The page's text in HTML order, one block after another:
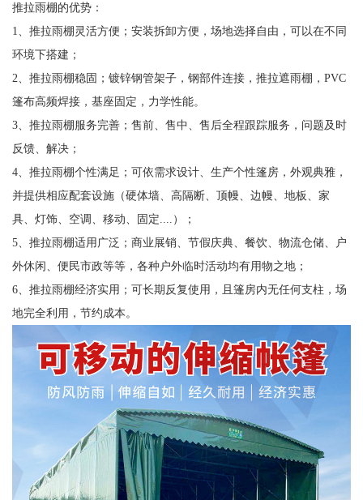
推拉雨棚的优势：
1、推拉雨棚灵活方便；安装拆卸方便，场地选择自由，可以在不同
环境下搭建；
2、推拉雨棚稳固；镀锌钢管架子，钢部件连接，推拉遮雨棚，PVC
篷布高频焊接，基座固定，力学性能。
3、推拉雨棚服务完善；售前、售中、售后全程跟踪服务，问题及时
反馈、解决；
4、推拉雨棚个性满足；可依需求设计、生产个性篷房，外观典雅，
并提供相应配套设施（硬体墙、高隔断、顶幔、边幔、地板、家
具、灯饰、空调、移动、固定....）；
5、推拉雨棚适用广泛；商业展销、节假庆典、餐饮、物流仓储、户
外休闲、便民市政等等，各种户外临时活动均有用物之地；
6、推拉雨棚经济实用；可长期反复使用，且篷房内无任何支柱，场
地完全利用，节约成本。